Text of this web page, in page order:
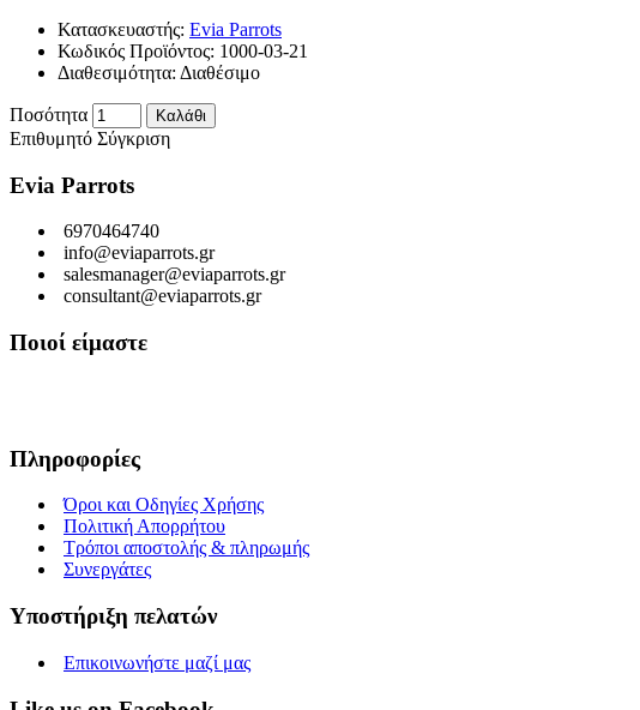
Κατασκευαστής: Evia Parrots
Κωδικός Προϊόντος: 1000-03-21
Διαθεσιμότητα: Διαθέσιμο
Ποσότητα Καλάθι
Επιθυμητό Σύγκριση
Evia Parrots
6970464740
info@eviaparrots.gr
salesmanager@eviaparrots.gr
consultant@eviaparrots.gr
Ποιοί είμαστε
Πληροφορίες
Όροι και Οδηγίες Χρήσης
Πολιτική Απορρήτου
Τρόποι αποστολής & πληρωμής
Συνεργάτες
Υποστήριξη πελατών
Επικοινωνήστε μαζί μας